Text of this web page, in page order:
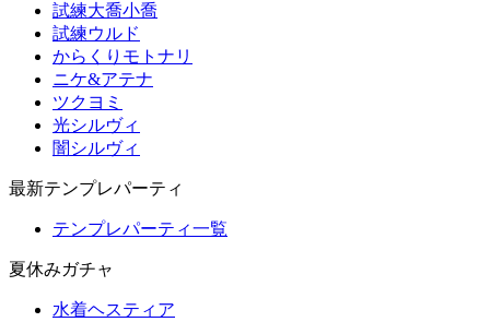
試練大喬小喬
試練ウルド
からくりモトナリ
ニケ&アテナ
ツクヨミ
光シルヴィ
闇シルヴィ
最新テンプレパーティ
テンプレパーティ一覧
夏休みガチャ
水着ヘスティア